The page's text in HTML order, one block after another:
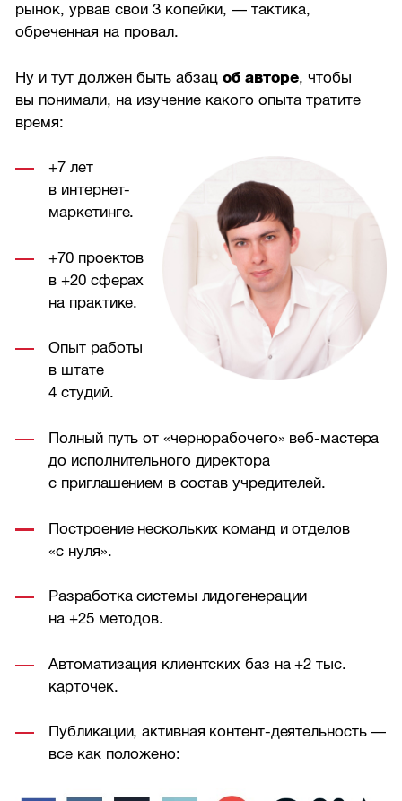
рынок, урвав свои 3 копейки, — тактика,
обреченная на провал.
Ну и тут должен быть абзацоб авторе, чтобы
вы понимали, на изучение какого опыта тратите
время:
+7 лет
в интернет-
маркетинге.
+70 проектов
в +20 сферах
на практике.
Опыт работы
в штате
4 студий.
Полный путь от «чернорабочего» веб-мастера
до исполнительного директора
с приглашением в состав учредителей.
Построение нескольких команд и отделов
«с нуля».
Разработка системы лидогенерации
на +25 методов.
Автоматизация клиентских баз на +2 тыс.
карточек.
Публикации, активная контент-деятельность —
все как положено: